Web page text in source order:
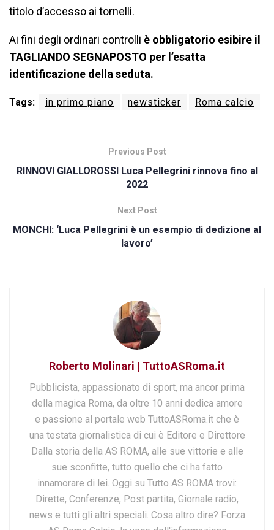
titolo d’accesso ai tornelli.
Ai fini degli ordinari controlli è obbligatorio esibire il
TAGLIANDO SEGNAPOSTO per l’esatta
identificazione della seduta.
Tags: in primo piano newsticker Roma calcio
Previous Post
RINNOVI GIALLOROSSI Luca Pellegrini rinnova fino al
2022
Next Post
MONCHI: ‘Luca Pellegrini è un esempio di dedizione al
lavoro’
Roberto Molinari | TuttoASRoma.it
Pubblicista, appassionato di sport, ma ancor prima
della magica Roma, da oltre 10 anni dedica amore
e passione al portale web TuttoASRoma.it che è
una testata giornalistica di cui è Editore e Direttore
Dalla storia della AS ROMA, alle sue vittorie e alle
sue sconfitte, tutto quello che ci ha fatto
innamorare di lei. Oggi su Tutto AS ROMA trovi:
Dirette, Conferenze, Post partita, Giornale radio,
news e tutti gli altri speciali. Cosa altro dire? Forza